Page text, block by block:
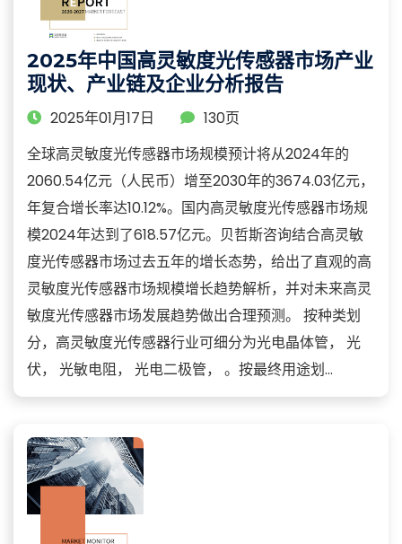
2025年中国高灵敏度光传感器市场产业
现状、产业链及企业分析报告
2025年01月17日
130页
全球高灵敏度光传感器市场规模预计将从2024年的
2060.54亿元（人民币）增至2030年的3674.03亿元，
年复合增长率达10.12%。国内高灵敏度光传感器市场规
模2024年达到了618.57亿元。贝哲斯咨询结合高灵敏
度光传感器市场过去五年的增长态势，给出了直观的高
灵敏度光传感器市场规模增长趋势解析，并对未来高灵
敏度光传感器市场发展趋势做出合理预测。 按种类划
分，高灵敏度光传感器行业可细分为光电晶体管， 光
伏， 光敏电阻， 光电二极管， 。按最终用途划...